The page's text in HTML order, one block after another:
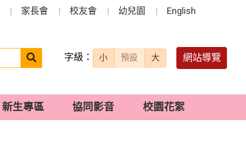
家長會 校友會 幼兒園 English
搜
送出 字級： 小 預設 大 網站導覽
新生專區 協同影音 校園花絮